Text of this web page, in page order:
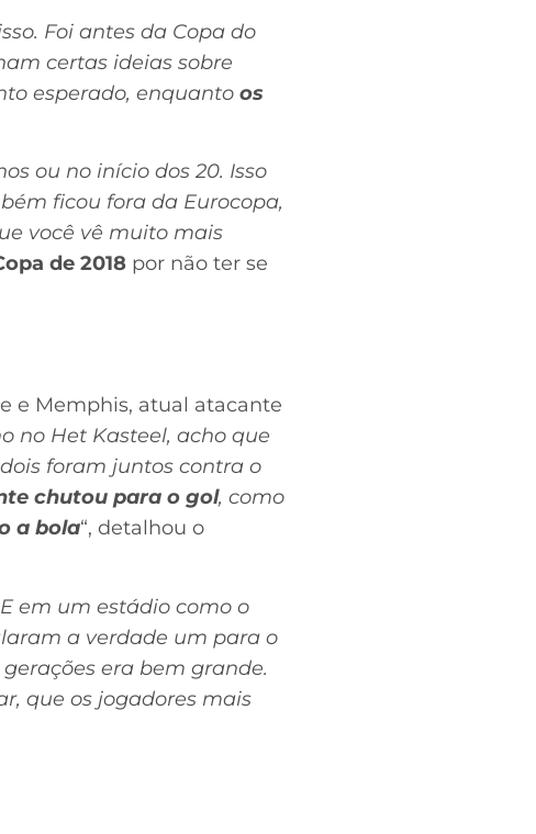
Foi antes da Copa do
certas ideias sobre
esperado, enquanto os
ou no início dos 20. Isso
ficou fora da Eurocopa,
você vê muito mais
de 2018 por não ter se
e Memphis, atual atacante
no Het Kasteel, acho que
foram juntos contra o
chutou para o gol, como
a bola“, detalhou o
em um estádio como o
a verdade um para o
era bem grande.
que os jogadores mais